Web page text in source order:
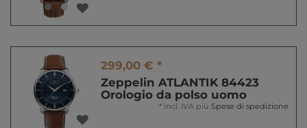
299,00 € *
Zeppelin ATLANTIK 84423
Orologio da polso uomo
* incl. IVA più Spese di spedizione